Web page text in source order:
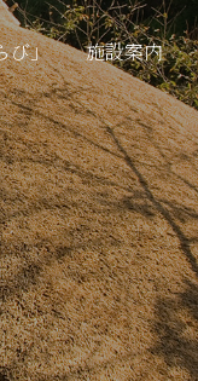
び」 施設案内